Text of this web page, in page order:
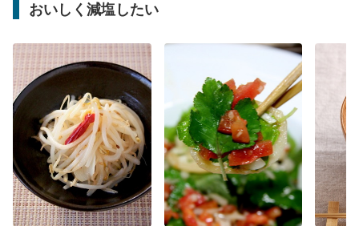
おいしく減塩したい